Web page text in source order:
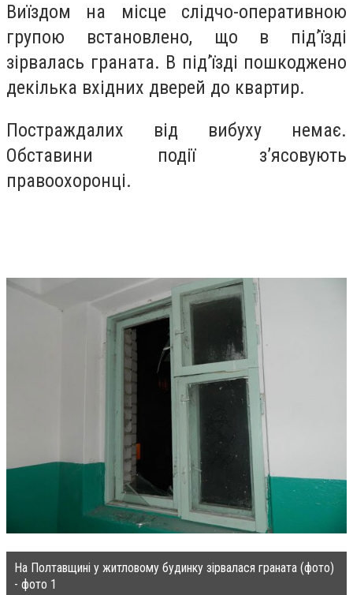
Виїздом на місце слідчо-оперативною
групою встановлено, що в під’їзді
зірвалась граната. В під’їзді пошкоджено
декілька вхідних дверей до квартир.
Постраждалих від вибуху немає.
Обставини події з’ясовують
правоохоронці.
На Полтавщині у житловому будинку зірвалася граната (фото)
- фото 1